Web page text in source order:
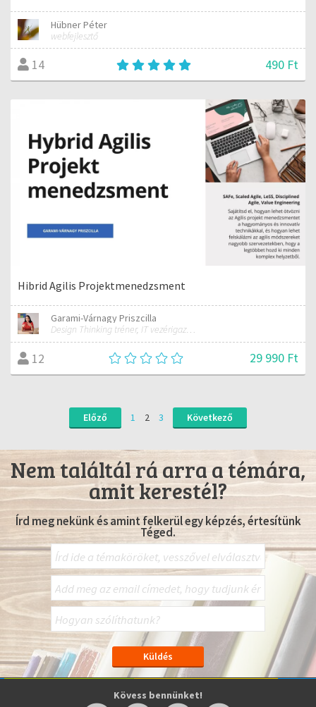
Hübner Péter
webfejlesztő
14 490 Ft
Hibrid Agilis Projektmenedzsment
Garami-Várnagy Priszcilla
Design Thinking tréner, IT vezérigazgató
12 29 990 Ft
Előző 1 2 3 Következő
Nem találtál rá arra a témára,
amit kerestél?
Írd meg nekünk és amint felkerül egy képzés, értesítünk
Téged.
Kövess bennünket!